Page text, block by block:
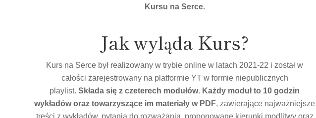
Kursu na Serce.
Jak wyląda Kurs?
Kurs na Serce był realizowany w trybie online w latach 2021-22 i został w
całości zarejestrowany na platformie YT w formie niepublicznych
playlist.Składa się z czeterech modułów. Każdy moduł to 10 godzin
wykładów oraz towarzyszące im materiały w PDF, zawierające najważniejsze